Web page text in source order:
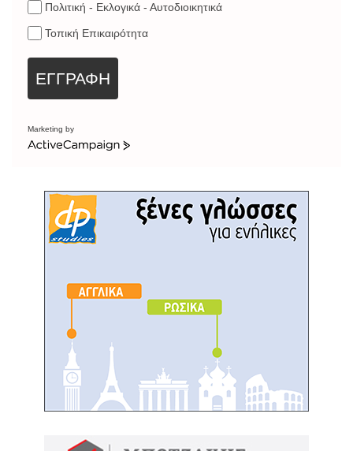
Πολιτική - Εκλογικά - Αυτοδιοικητικά
Τοπική Επικαιρότητα
ΕΓΓΡΑΦΗ
Marketing by